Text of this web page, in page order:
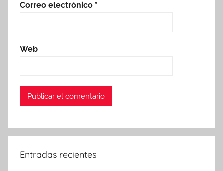
Correo electrónico *
Web
Entradas recientes